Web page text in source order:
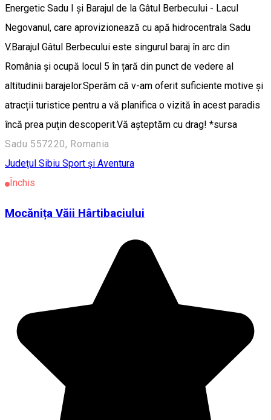
Energetic Sadu I și Barajul de la Gâtul Berbecului - Lacul
Negovanul, care aprovizionează cu apă hidrocentrala Sadu
V.Barajul Gâtul Berbecului este singurul baraj în arc din
România și ocupă locul 5 în țară din punct de vedere al
altitudinii barajelor.Sperăm că v-am oferit suficiente motive și
atracții turistice pentru a vă planifica o vizită în acest paradis
încă prea puțin descoperit.Vă așteptăm cu drag! *sursa
Sadu 557220, Romania
Județul Sibiu Sport și Aventura
Închis
Mocănița Văii Hârtibaciului